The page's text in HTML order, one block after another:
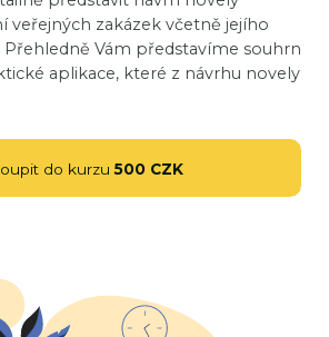
veřejných zakázek včetně jejího
Přehledně Vám představíme souhrn
aplikace, které z návrhu novely
do kurzu 500 CZK